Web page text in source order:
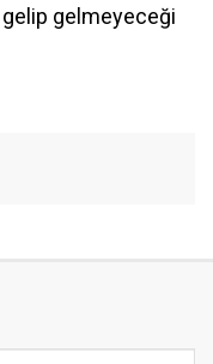
gelip gelmeyeceği